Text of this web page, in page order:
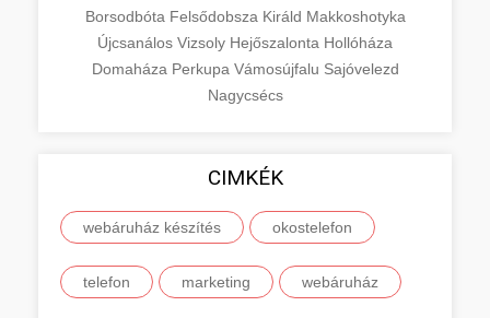
Borsodbóta Felsődobsza Királd Makkoshotyka
Újcsanálos Vizsoly Hejőszalonta Hollóháza
Domaháza Perkupa Vámosújfalu Sajóvelezd
Nagycsécs
CIMKÉK
webáruház készítés okostelefon
telefon marketing webáruház